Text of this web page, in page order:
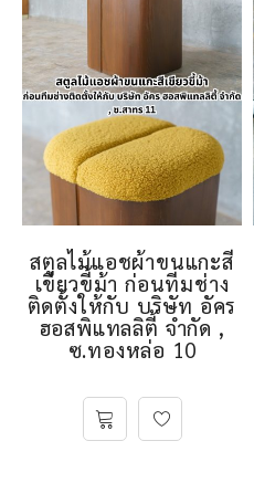
สตูลไม้แอชผ้าขนแกะสี
เขียวขี้ม้า ก่อนทีมช่าง
ติดตั้งให้กับ บริษัท อัคร
ฮอสพิแทลลิตี้ จำกัด ,
ซ.ทองหล่อ 10